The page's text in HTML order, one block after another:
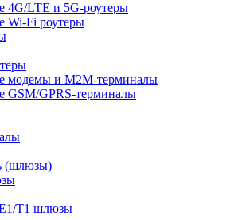
LTE и 5G-роутеры
Fi роутеры
модемы и M2M-терминалы
GPRS-терминалы
(шлюзы)
T1 шлюзы